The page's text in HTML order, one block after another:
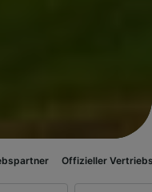
Offizieller Vertriebspartner